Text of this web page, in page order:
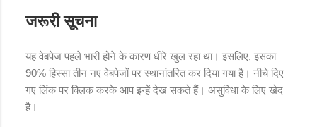
जरूरी सूचना
यह वेबपेज पहले भारी होने के कारण धीरे खुल रहा था। इसलिए, इसका
90% हिस्सा तीन नए वेबपेजों पर स्थानांतरित कर दिया गया है। नीचे दिए
गए लिंक पर क्लिक करके आप इन्हें देख सकते हैं। असुविधा के लिए खेद
है।